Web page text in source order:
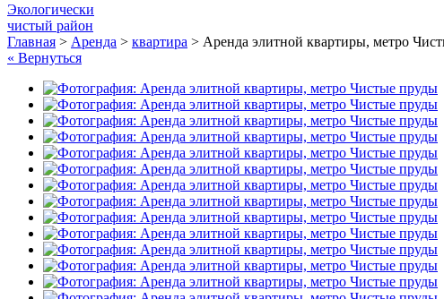
Экологически
чистый район
Главная > Аренда > квартира > Аренда элитной квартиры, метро
« Вернуться